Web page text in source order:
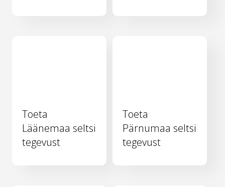
Toeta
Läänemaa seltsi
tegevust
Toeta
Pärnumaa seltsi
tegevust